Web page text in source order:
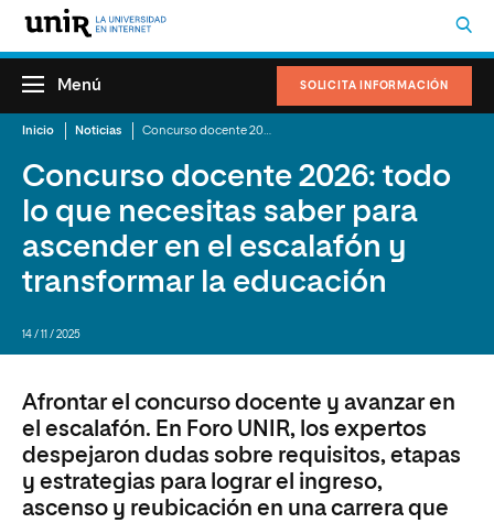
SOLICITA INFORMACIÓN
Menú
Inicio Noticias
Concurso docente 2026: todo
lo que necesitas saber para
ascender en el escalafón y
transformar la educación
14 / 11 / 2025
Afrontar el concurso docente y avanzar en
el escalafón. En Foro UNIR, los expertos
despejaron dudas sobre requisitos, etapas
y estrategias para lograr el ingreso,
ascenso y reubicación en una carrera que